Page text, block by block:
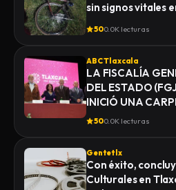
sin signos vitales
500.0K lecturas
ABC Tlaxcala
LA FISCALÍA
DEL ESTADO
INICIÓ UNA
INVESTIGACIÓN
MIENTRAS ERA
ELEMENTOS DE
500.0K lecturas
Gentetlx
Con éxito,
Culturales en